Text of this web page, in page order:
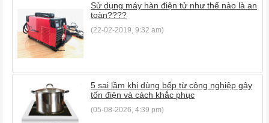
Sử dụng máy hàn điện tử như thế nào là an
toàn????
(22-02-2019, 9:32 am)
5 sai lầm khi dùng bếp từ công nghiệp gây
tốn điện và cách khắc phục
(05-08-2026, 4:39 pm)